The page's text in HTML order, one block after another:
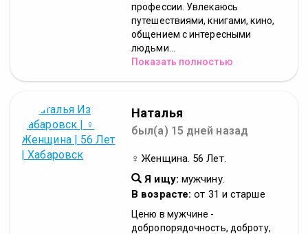
профессии. Увлекаюсь
путешествиями, книгами, кино,
общением с интересными
людьми...
Показать полностью
Наталья
был(а) 15 дней назад
♀ Женщина. 56 Лет.
Я ищу: мужчину.
В возрасте: от 31 и старше
Ценю в мужчине -
добропорядочность, доброту,